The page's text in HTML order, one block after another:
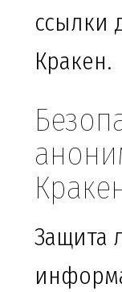
ссылки
Кракен.
Защита